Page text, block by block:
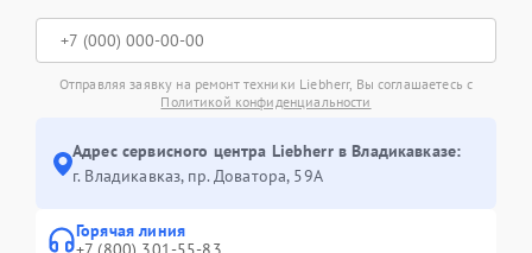
Отправляя заявку на ремонт техники Liebherr, Вы соглашаетесь с
Политикой конфиденциальности
Адрес сервисного центра Liebherr в Владикавказе:
г. Владикавказ, пр. Доватора, 59А
Горячая линия